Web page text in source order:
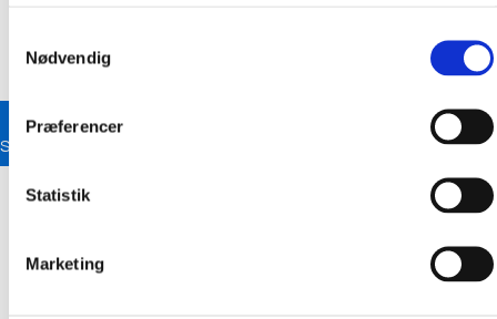
Nødvendig
Præferencer
Statistik
Marketing
Se strikkeopskrifter
længde 60 cm.